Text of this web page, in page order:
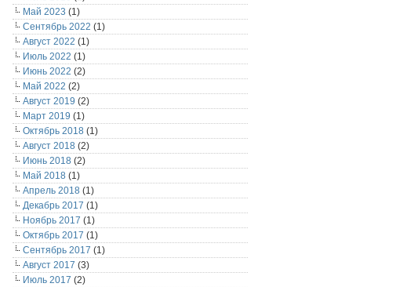
Май 2023 (1)
Сентябрь 2022 (1)
Август 2022 (1)
Июль 2022 (1)
Июнь 2022 (2)
Май 2022 (2)
Август 2019 (2)
Март 2019 (1)
Октябрь 2018 (1)
Август 2018 (2)
Июнь 2018 (2)
Май 2018 (1)
Апрель 2018 (1)
Декабрь 2017 (1)
Ноябрь 2017 (1)
Октябрь 2017 (1)
Сентябрь 2017 (1)
Август 2017 (3)
Июль 2017 (2)